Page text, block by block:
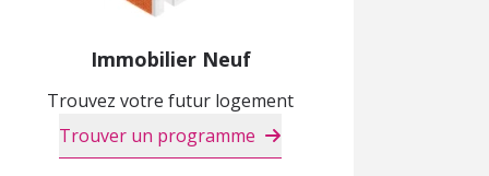
Immobilier Neuf
Trouvez votre futur logement
Trouver un programme